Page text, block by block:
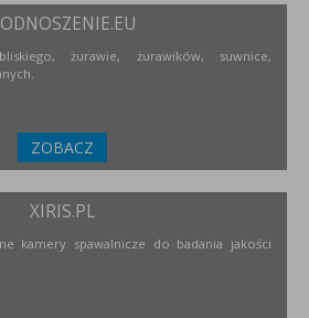
żurawie, żurawików, suwnice,
ZOBACZ
XIRIS.PL
kamery spawalnicze do badania jakości